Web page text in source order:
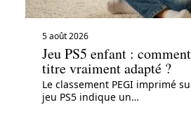
5 août 2026
Jeu PS5 enfant :
titre vraiment adapté ?
Le classement PEGI imprimé
jeu PS5 indique un…